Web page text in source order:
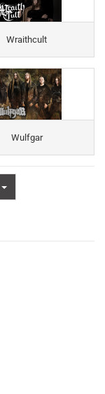
Wraithcult
Wulfgar